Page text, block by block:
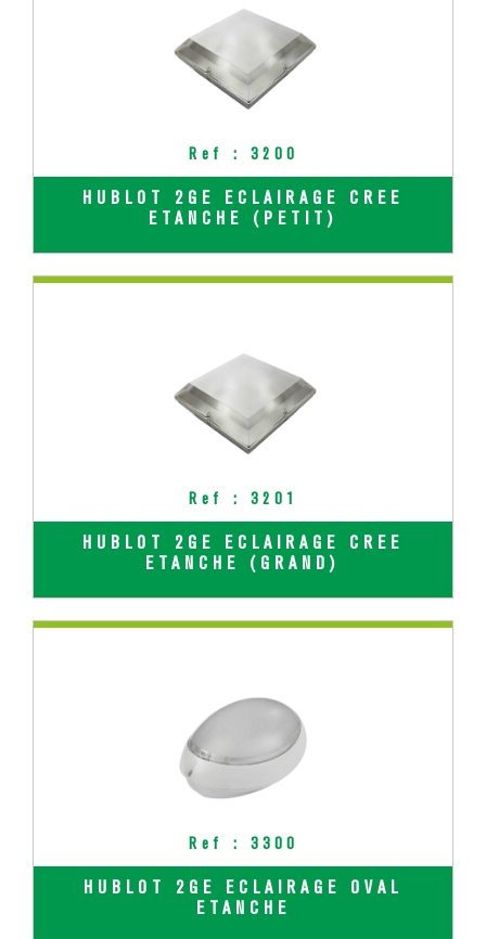
Ref : 3200
HUBLOT 2GE ECLAIRAGE CREE
ETANCHE (PETIT)
Ref : 3201
HUBLOT 2GE ECLAIRAGE CREE
ETANCHE (GRAND)
Ref : 3300
HUBLOT 2GE ECLAIRAGE OVAL
ETANCHE